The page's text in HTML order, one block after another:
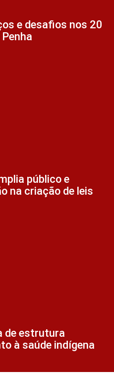
e desafios nos 20
público e
na criação de leis
de estrutura
à saúde indígena